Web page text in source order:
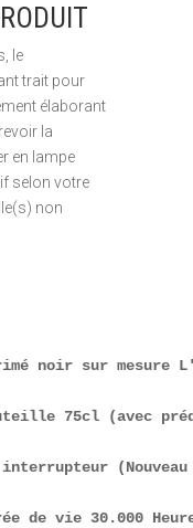
le
trait pour
élaborant
la
en lampe
selon votre
non
noir sur
75cl (avec
de vie 30.000